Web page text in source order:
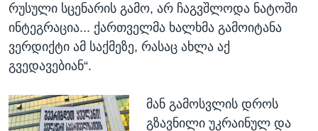
რუსული სცენარის გამო, არ ჩაგვშლოდა ნატოში
ინტეგრაცია... ქართველმა ხალხმა გამოიტანა
ვერდიქტი ამ საქმეზე, რასაც ახლა აქ
გვედავებიან“.
მან გამოსვლის დროს
გზავნილი უკრაინულ და